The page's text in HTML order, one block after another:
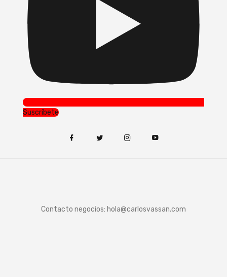
Suscríbete
Contacto negocios: hola@carlosvassan.com